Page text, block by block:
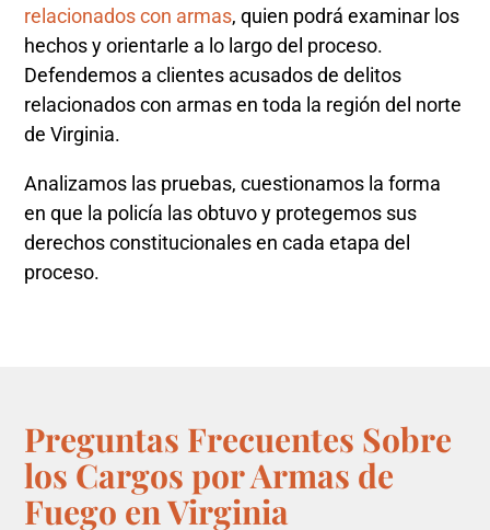
relacionados con armas, quien podrá examinar los
hechos y orientarle a lo largo del proceso.
Defendemos a clientes acusados de delitos
relacionados con armas en toda la región del norte
de Virginia.
Analizamos las pruebas, cuestionamos la forma
en que la policía las obtuvo y protegemos sus
derechos constitucionales en cada etapa del
proceso.
Preguntas Frecuentes Sobre
los Cargos por Armas de
Fuego en Virginia